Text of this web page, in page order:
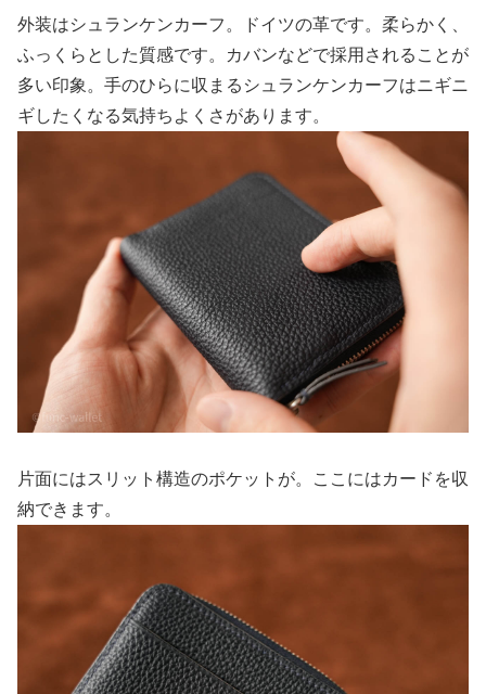
外装はシュランケンカーフ。ドイツの革です。柔らかく、
ふっくらとした質感です。カバンなどで採用されることが
多い印象。手のひらに収まるシュランケンカーフはニギニ
ギしたくなる気持ちよくさがあります。
片面にはスリット構造のポケットが。ここにはカードを収
納できます。